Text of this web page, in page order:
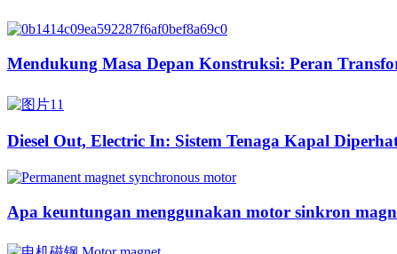
Mendukung Masa Depan Konstruksi: Peran
Diesel Out, Electric In: Sistem Tenaga Kapal
Apa keuntungan menggunakan motor sinkron